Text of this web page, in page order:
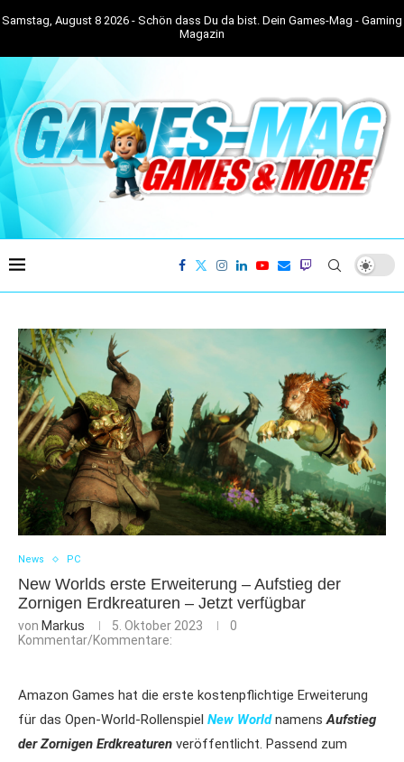
Samstag, August 8 2026 - Schön dass Du da bist. Dein Games-Mag - Gaming
Magazin
News PC
New Worlds erste Erweiterung – Aufstieg der
Zornigen Erdkreaturen – Jetzt verfügbar
von Markus 5. Oktober 2023
0
Kommentar/Kommentare:
Amazon Games hat die erste kostenpflichtige Erweiterung
für das Open-World-Rollenspiel New Worldnamens Aufstieg
der Zornigen Erdkreaturen veröffentlicht. Passend zum